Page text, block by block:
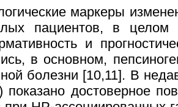
маркеры
пациентов, в
и
в основном,
болезни [10,11]. В
показано достоверное